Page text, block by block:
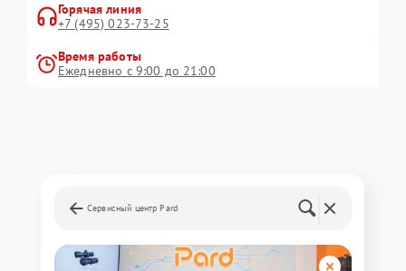
Горячая линия
+7 (495) 023-73-25
Время работы
Ежедневно с 9:00 до 21:00
Сервисный центр Pard